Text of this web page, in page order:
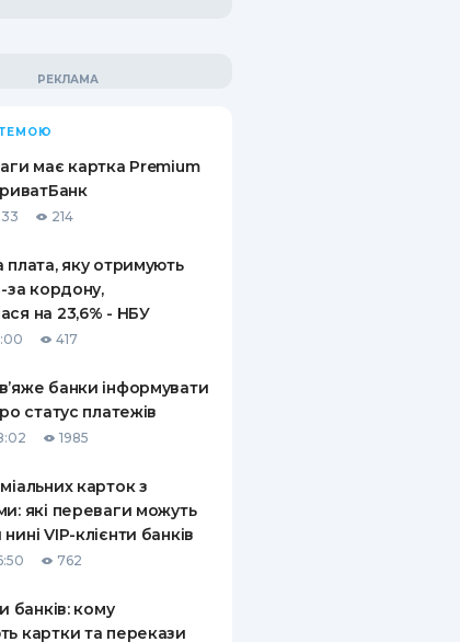
має картка Premium
214
плата, яку отримують
за кордону,
на 23,6% - НБУ
417
банки інформувати
статус платежів
1985
карток з
які переваги можуть
VIP-клієнти банків
762
банків: кому
картки та перекази